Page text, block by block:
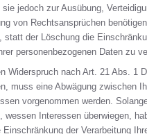
sie jedoch zur Ausübung,
von Rechtsansprüchen
statt der Löschung die
personenbezogenen Daten zu
Widerspruch nach Art. 21 Abs. 1
muss eine Abwägung zwischen
vorgenommen werden.
wessen Interessen überwiegen,
der Verarbeitung